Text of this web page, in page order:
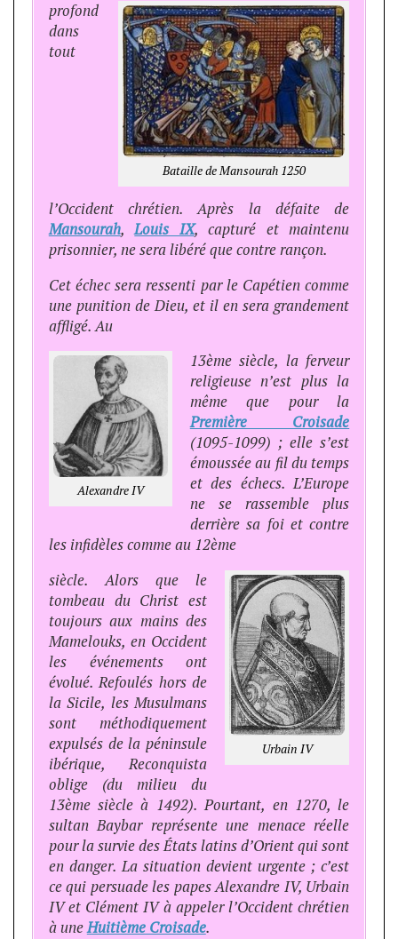
Bataille de Mansourah 1250
profond
dans
tout
l’Occident chrétien. Après la défaite de
Mansourah,Louis IX, capturé et maintenu
prisonnier, ne sera libéré que contre rançon.
Cet échec sera ressenti par le Capétien comme
une punition de Dieu, et il en sera grandement
affligé. Au
Alexandre IV
13ème siècle, la ferveur
religieuse n’est plus la
même que pour la
Première Croisade
(1095-1099) ; elle s’est
émoussée au fil du temps
et des échecs. L’Europe
ne se rassemble plus
derrière sa foi et contre
les infidèles comme au 12ème
Urbain IV
siècle. Alors que le
tombeau du Christ est
toujours aux mains des
Mamelouks, en Occident
les événements ont
évolué. Refoulés hors de
la Sicile, les Musulmans
sont méthodiquement
expulsés de la péninsule
ibérique, Reconquista
oblige (du milieu du
13ème siècle à 1492). Pourtant, en 1270, le
sultan Baybar représente une menace réelle
pour la survie des États latins d’Orient qui sont
en danger. La situation devient urgente ; c’est
ce qui persuade les papes Alexandre IV, Urbain
IV et Clément IV à appeler l’Occident chrétien
à uneHuitième Croisade.